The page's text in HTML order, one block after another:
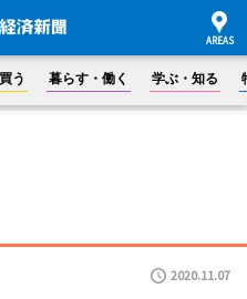
買う 暮らす・働く 学ぶ・知る
2020.11.07